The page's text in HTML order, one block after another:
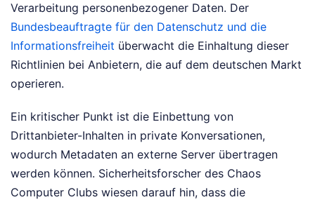
Verarbeitung personenbezogener Daten. Der
Bundesbeauftragte für den Datenschutz und die
Informationsfreiheit überwacht die Einhaltung dieser
Richtlinien bei Anbietern, die auf dem deutschen Markt
operieren.
Ein kritischer Punkt ist die Einbettung von
Drittanbieter-Inhalten in private Konversationen,
wodurch Metadaten an externe Server übertragen
werden können. Sicherheitsforscher des Chaos
Computer Clubs wiesen darauf hin, dass die